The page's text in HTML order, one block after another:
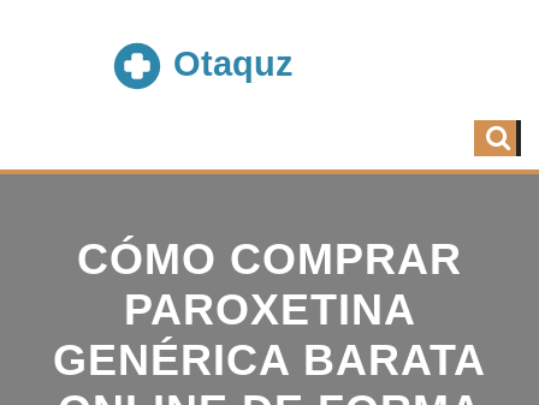
CÓMO COMPRAR
PAROXETINA
GENÉRICA BARATA